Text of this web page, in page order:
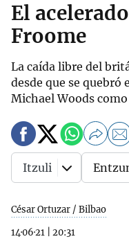
El
Froome
La caída libre del
desde que se quebró
Michael Woods
César Ortuzar / Bilbao
14·06·21
20:31
Itzuli